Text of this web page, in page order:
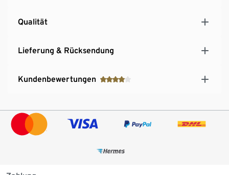
Qualität
Lieferung & Rücksendung
Kundenbewertungen